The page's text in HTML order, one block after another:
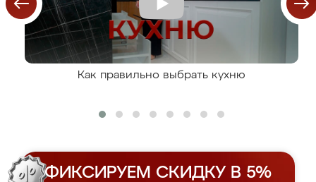
Как правильно выбрать кухню
ФИКСИРУЕМ СКИДКУ В 5%